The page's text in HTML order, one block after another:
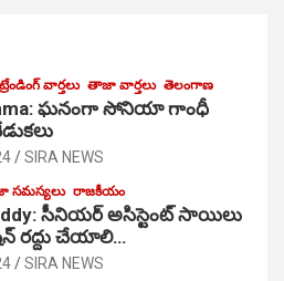
ట్రేండింగ్ వార్తలు తాజా వార్తలు తెలంగాణ
ఘ‌నంగా సోనియా గాంధీ
SIRA NEWS
సమస్యలు రాజకీయం
సీనియర్ అసిస్టెంట్ సాయిలు
రద్దు చేయాలి…
SIRA NEWS